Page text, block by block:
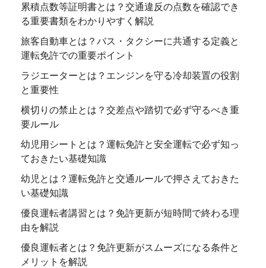
累積点数等証明書とは？交通違反の点数を確認でき
る重要書類をわかりやすく解説
旅客自動車とは？バス・タクシーに共通する定義と
運転免許での重要ポイント
ラジエーターとは？エンジンを守る冷却装置の役割
と重要性
横切りの禁止とは？交差点や踏切で必ず守るべき重
要ルール
幼児用シートとは？運転免許と安全運転で必ず知っ
ておきたい基礎知識
幼児とは？運転免許と交通ルールで押さえておきた
い基礎知識
優良運転者講習とは？免許更新が短時間で終わる理
由を解説
優良運転者とは？免許更新がスムーズになる条件と
メリットを解説